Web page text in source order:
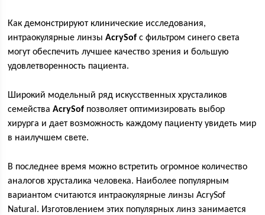
Как демонстрируют клинические исследования,
интраокулярные линзыAcrySof с фильтром синего света
могут обеспечить лучшее качество зрения и большую
удовлетворенность пациента.
Широкий модельный ряд искусственных хрусталиков
семействаAcrySof позволяет оптимизировать выбор
хирурга и дает возможность каждому пациенту увидеть мир
в наилучшем свете.
В последнее время можно встретить огромное количество
аналогов хрусталика человека. Наиболее популярным
вариантом считаются интраокулярные линзы AcrySof
Natural. Изготовлением этих популярных линз занимается